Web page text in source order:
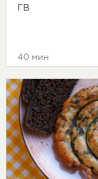
ГВ
40 мин